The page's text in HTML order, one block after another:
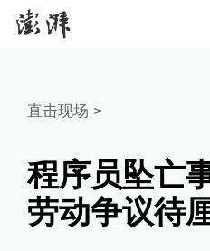
直击现场 >
程序员坠亡
劳动争议待